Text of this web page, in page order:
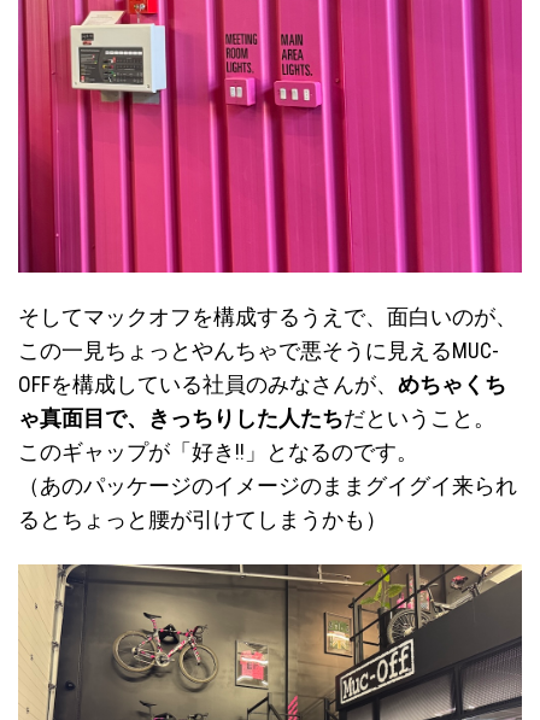
そしてマックオフを構成するうえで、面白いのが、
この一見ちょっとやんちゃで悪そうに見えるMUC-
OFFを構成している社員のみなさんが、 めちゃくち
ゃ真面目で、きっちりした人たちだということ。
このギャップが「好き!!」となるのです。
（あのパッケージのイメージのままグイグイ来られ
るとちょっと腰が引けてしまうかも）